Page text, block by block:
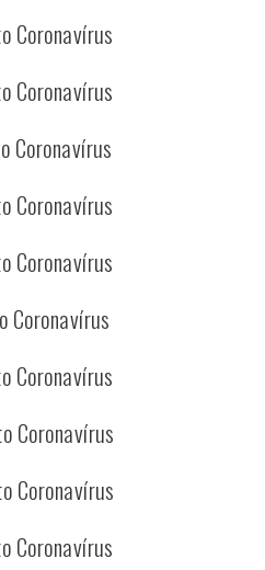
Coronavírus
Coronavírus
Coronavírus
Coronavírus
Coronavírus
Coronavírus
Coronavírus
Coronavírus
Coronavírus
Coronavírus